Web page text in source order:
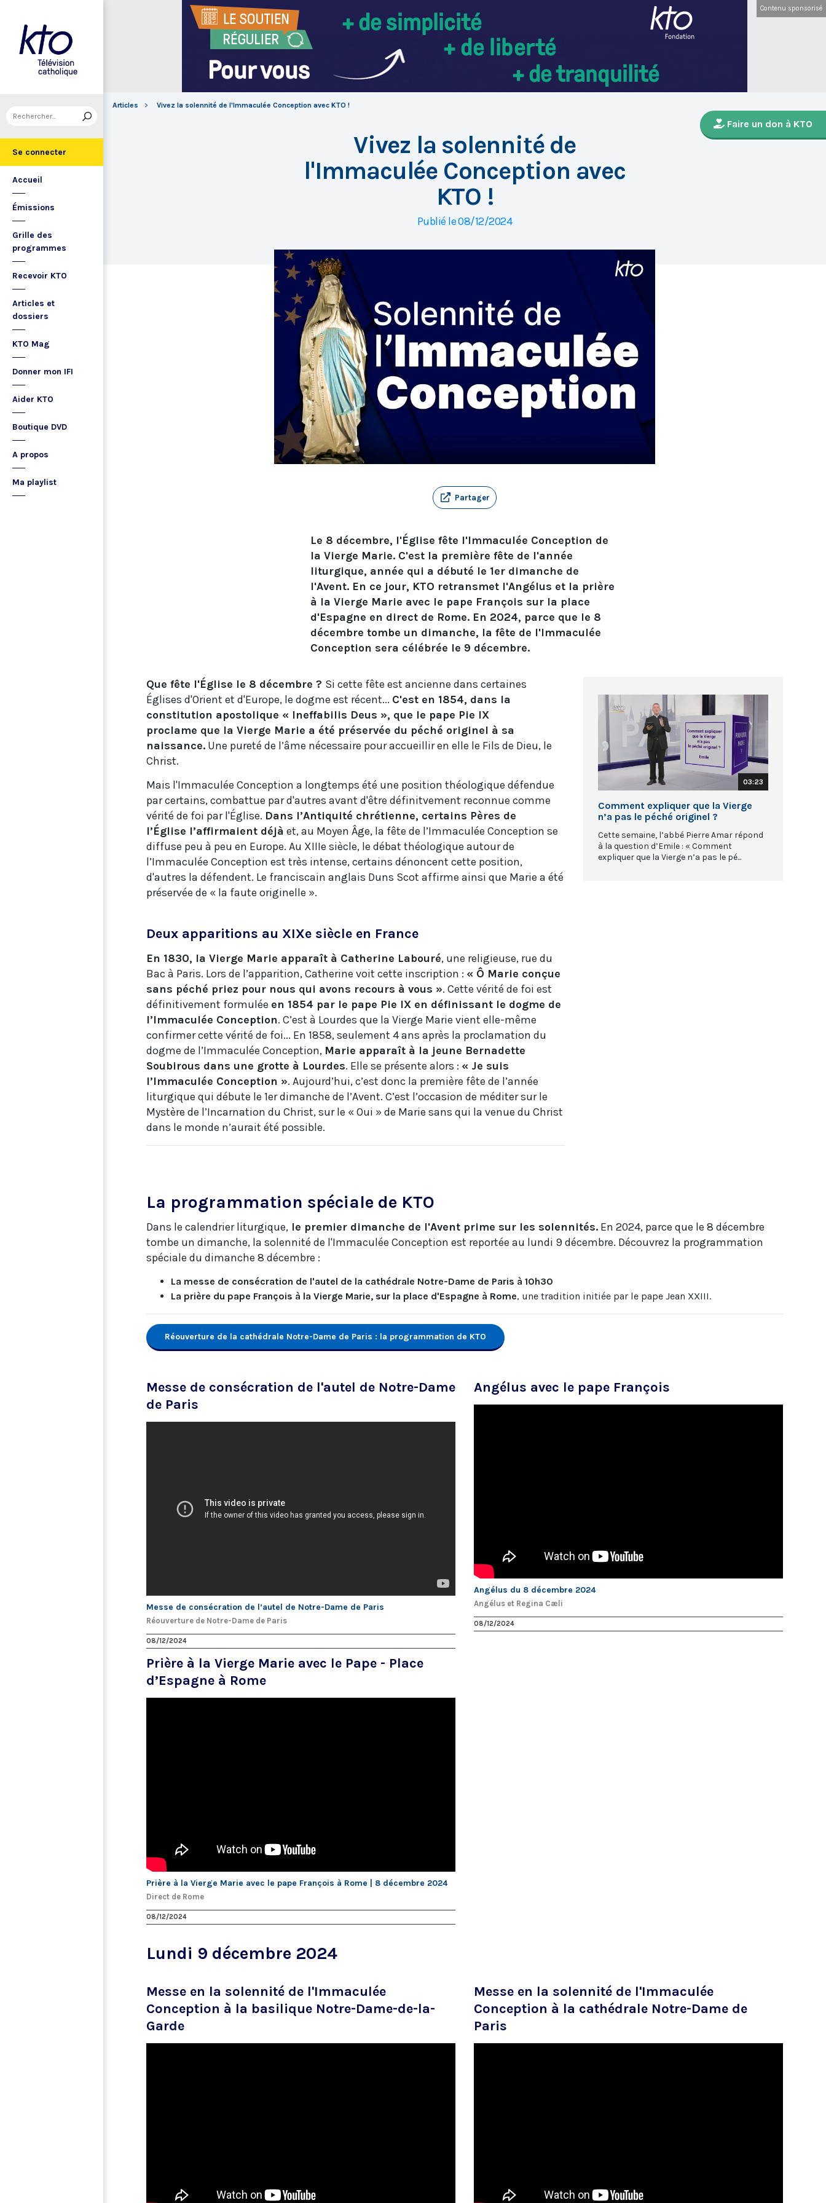
Se connecter
Accueil
Émissions
Grille des
programmes
Recevoir KTO
Articles et
dossiers
KTO Mag
Donner mon IFI
Aider KTO
Boutique DVD
A propos
Ma playlist
Contenu sponsorisé
Articles Vivez la solennité de l'Immaculée Conception avec KTO !
Faire un don à KTO
Vivez la solennité de
l'Immaculée Conception avec
KTO !
Publié le 08/12/2024
Partager
Le 8 décembre, l'Église fête l'Immaculée Conception de
la Vierge Marie. C'est la première fête de l'année
liturgique, année qui a débuté le 1er dimanche de
l'Avent. En ce jour, KTO retransmet l'Angélus et la prière
à la Vierge Marie avec le pape François sur la place
d'Espagne en direct de Rome. En 2024, parce que le 8
décembre tombe un dimanche, la fête de l'Immaculée
Conception sera célébrée le 9 décembre.
Que fête l'Église le 8 décembre ? Si cette fête est ancienne dans certaines
Églises d'Orient et d'Europe, le dogme est récent... C'est en 1854, dans la
constitution apostolique « Ineffabilis Deus », que le pape Pie IX
proclame que la Vierge Marie a été préservée du péché originel à sa
naissance. Une pureté de l’âme nécessaire pour accueillir en elle le Fils de Dieu, le
Christ.
Mais l'Immaculée Conception a longtemps été une position théologique défendue
par certains, combattue par d'autres avant d'être définitvement reconnue comme
vérité de foi par l'Église. Dans l’Antiquité chrétienne, certains Pères de
l’Église l’affirmaient déjà et, au Moyen Âge, la fête de l’Immaculée Conception se
diffuse peu à peu en Europe. Au XIIIe siècle, le débat théologique autour de
l’Immaculée Conception est très intense, certains dénoncent cette position,
d'autres la défendent. Le franciscain anglais Duns Scot affirme ainsi que Marie a été
préservée de « la faute originelle ».
Deux apparitions au XIXe siècle en France
En 1830, la Vierge Marie apparaît à Catherine Labouré, une religieuse, rue du
Bac à Paris. Lors de l’apparition, Catherine voit cette inscription : « Ô Marie conçue
sans péché priez pour nous qui avons recours à vous ». Cette vérité de foi est
définitivement formulée en 1854 par le pape Pie IX en définissant le dogme de
l’Immaculée Conception. C’est à Lourdes que la Vierge Marie vient elle-même
confirmer cette vérité de foi... En 1858, seulement 4 ans après la proclamation du
dogme de l’Immaculée Conception, Marie apparaît à la jeune Bernadette
Soubirous dans une grotte à Lourdes. Elle se présente alors : « Je suis
l’Immaculée Conception ». Aujourd’hui, c’est donc la première fête de l’année
liturgique qui débute le 1er dimanche de l’Avent. C’est l’occasion de méditer sur le
Mystère de l’Incarnation du Christ, sur le « Oui » de Marie sans qui la venue du Christ
dans le monde n’aurait été possible.
03:23
Comment expliquer que la Vierge
n’a pas le péché originel ?
Cette semaine, l’abbé Pierre Amar répond
à la question d’Emile : « Comment
expliquer que la Vierge n’a pas le pé...
La programmation spéciale de KTO
Dans le calendrier liturgique, le premier dimanche de l'Avent prime sur les solennités. En 2024, parce que le 8 décembre
tombe un dimanche, la solennité de l'Immaculée Conception est reportée au lundi 9 décembre. Découvrez la programmation
spéciale du dimanche 8 décembre :
La messe de consécration de l'autel de la cathédrale Notre-Dame de Paris à 10h30
La prière du pape François à la Vierge Marie, sur la place d'Espagne à Rome, une tradition initiée par le pape Jean XXIII.
Réouverture de la cathédrale Notre-Dame de Paris : la programmation de KTO
Messe de consécration de l'autel de Notre-Dame
de Paris
Messe de consécration de l’autel de Notre-Dame de Paris
Réouverture de Notre-Dame de Paris
08/12/2024
Prière à la Vierge Marie avec le Pape - Place
d’Espagne à Rome
Prière à la Vierge Marie avec le pape François à Rome | 8 décembre 2024
Direct de Rome
08/12/2024
Angélus avec le pape François
Angélus du 8 décembre 2024
Angélus et Regina Cæli
08/12/2024
Lundi 9 décembre 2024
Messe en la solennité de l'Immaculée
Conception à la basilique Notre-Dame-de-la-
Garde
Messe en la solennité de l'Immaculée
Conception à la cathédrale Notre-Dame de
Paris